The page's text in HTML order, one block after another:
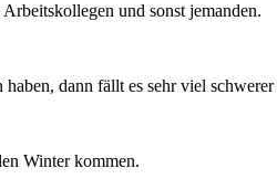
und sonst jemanden.
dann fällt es sehr viel
Winter kommen.